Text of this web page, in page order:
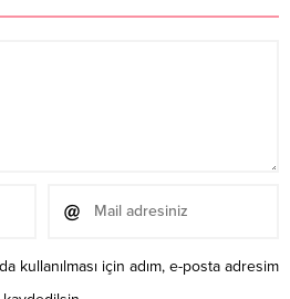
kullanılması için adım, e-posta adresim